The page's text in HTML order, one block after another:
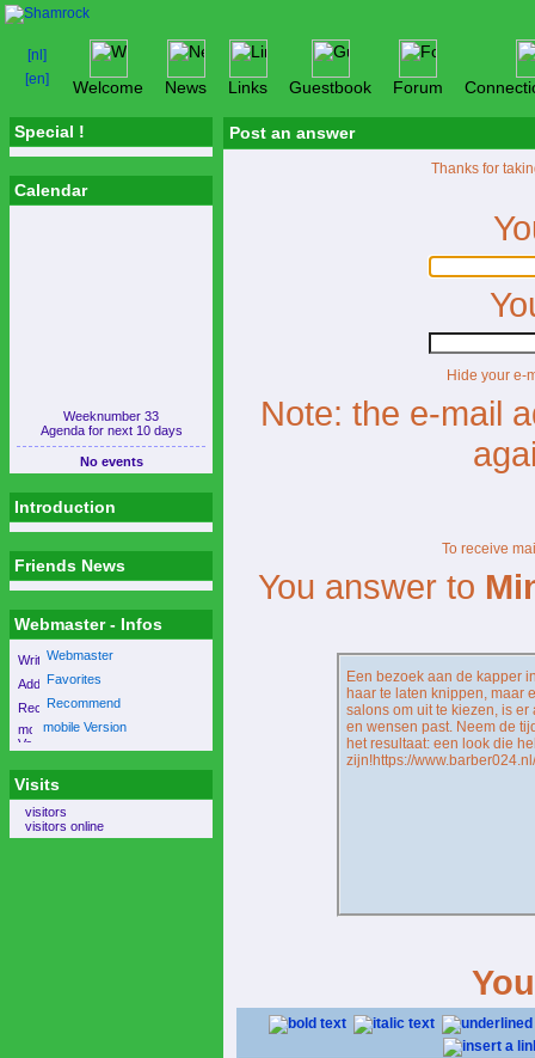
Welcome News Links Guestbook Forum
Special !
Calendar
Weeknumber 33
Agenda for next 10 days
No events
Introduction
Friends News
Webmaster - Infos
Webmaster
Favorites
Recommend
mobile Version
Visits
visitors
visitors online
Post an answer
Thanks for
Hide your
Note: the e-mail
To receive
You answer to
Een bezoek aan de kapper
haar te laten knippen, maar
salons om uit te kiezen, is
en wensen past. Neem de
het resultaat: een look die
zijn!https://